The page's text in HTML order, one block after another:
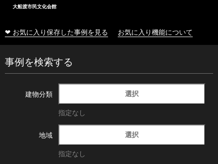
大船渡市民文化会館
❤ お気に入り保存した事例を見る お気に入り機能について
事例を検索する
建物分類 選択
指定なし
地域 選択
指定なし